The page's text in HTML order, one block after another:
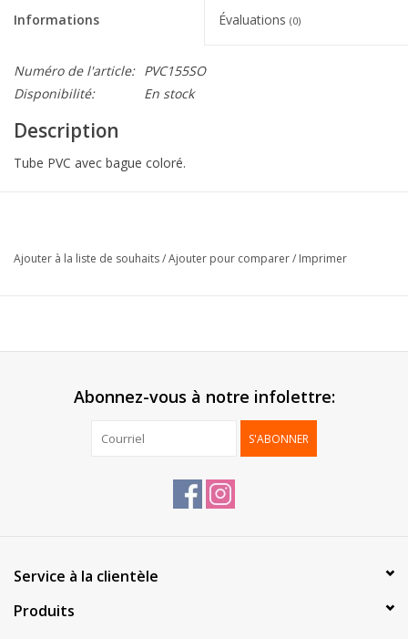
Informations Évaluations (0)
Numéro de l'article: PVC155SO
Disponibilité:
En stock
Description
Tube PVC avec bague coloré.
Livré:
Bagues séparément
Ajouter à la liste de souhaits/Ajouter pour comparer/ Imprimer
Abonnez-vous à notre infolettre:
S'ABONNER
Service à la clientèle
Produits